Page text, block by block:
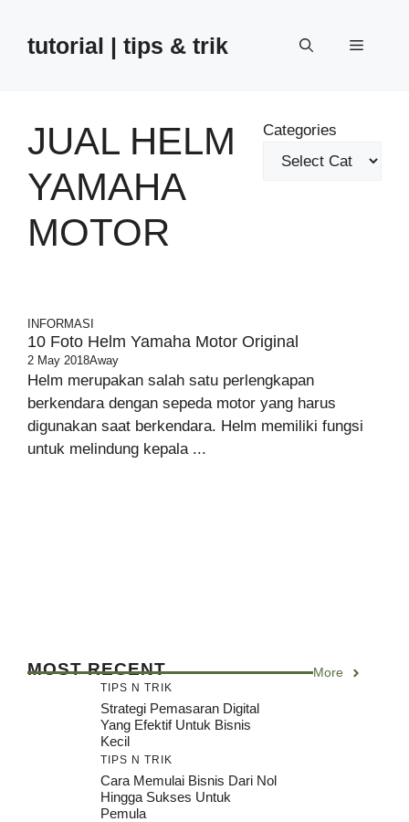
contenttutorial | tips & trik Menu
JUAL HELM
YAMAHA
MOTOR
Categories
INFORMASI
10 Foto Helm Yamaha Motor Original
2 May 2018Away
Helm merupakan salah satu perlengkapan
berkendara dengan sepeda motor yang harus
digunakan saat berkendara. Helm memiliki fungsi
untuk melindung kepala ...
MOST RECENT More
TIPS N TRIK
Strategi Pemasaran Digital
Yang Efektif Untuk Bisnis
Kecil
TIPS N TRIK
Cara Memulai Bisnis Dari Nol
Hingga Sukses Untuk
Pemula